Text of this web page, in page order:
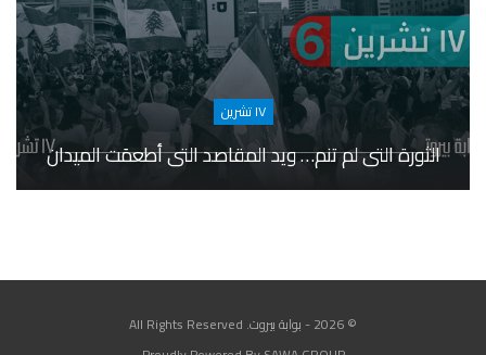
١٧ تشرين
الثورة التي لم تنم… ويد المقاصد التي أطعمَت الميدان
© 2026 - بوابة بيروت. All Rights Reserved